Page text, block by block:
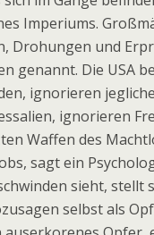
Imperiums.
Drohungen und
genannt. Die USA
ignorieren
ignorieren
Waffen des
sagt ein
sieht, stellt
selbst als